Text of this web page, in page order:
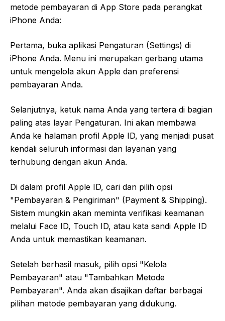
metode pembayaran di App Store pada perangkat
iPhone Anda:
Pertama, buka aplikasi Pengaturan (Settings) di
iPhone Anda. Menu ini merupakan gerbang utama
untuk mengelola akun Apple dan preferensi
pembayaran Anda.
Selanjutnya, ketuk nama Anda yang tertera di bagian
paling atas layar Pengaturan. Ini akan membawa
Anda ke halaman profil Apple ID, yang menjadi pusat
kendali seluruh informasi dan layanan yang
terhubung dengan akun Anda.
Di dalam profil Apple ID, cari dan pilih opsi
"Pembayaran & Pengiriman" (Payment & Shipping).
Sistem mungkin akan meminta verifikasi keamanan
melalui Face ID, Touch ID, atau kata sandi Apple ID
Anda untuk memastikan keamanan.
Setelah berhasil masuk, pilih opsi "Kelola
Pembayaran" atau "Tambahkan Metode
Pembayaran". Anda akan disajikan daftar berbagai
pilihan metode pembayaran yang didukung.